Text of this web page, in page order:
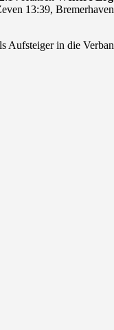
13:39,
Aufsteiger in die